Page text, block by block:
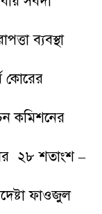
ব্যবস্থা
কোরের
কমিশনের
২৮ শতাংশ –
ফাওজুল